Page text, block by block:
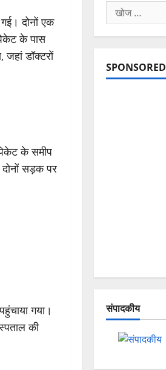
दोनों एक
के पास
जहां डॉक्टरों
के समीप
सड़क पर
गया।
की
निम्न
को
खोजें:
SPONSORED
संपादकीय